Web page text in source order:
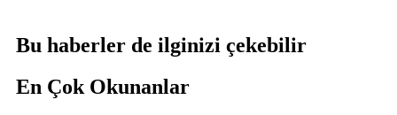
Bu haberler de ilginizi çekebilir
En Çok Okunanlar